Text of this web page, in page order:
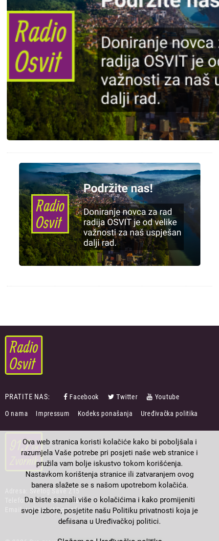
PRATITE NAS: Facebook Twitter Youtube
FOOTER
MENU
O nama Impressum Kodeks ponašanja Uređivačka politika
Telefon/Fax: 056/230-223
Email: radioosvit@gmail.com
Ova web stranica koristi kolačiće kako bi poboljšala i
razumjela Vaše potrebe pri posjeti naše web stranice i
pružila vam bolje iskustvo tokom korišćenja.
Nastavkom korištenja stranice ili zatvaranjem ovog
banera slažete se s našom upotrebom kolačića.
Da biste saznali više o kolačićima i kako promijeniti
svoje izbore, posjetite našu Politiku privatnosti koja je
defiisana u Uređivačkoj politici.